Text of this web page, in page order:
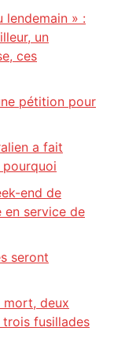
lendemain » :
un
ces
pétition pour
a fait
pourquoi
end de
en service de
seront
mort, deux
trois fusillades